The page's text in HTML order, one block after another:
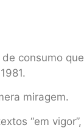
consumo que
miragem.
“em vigor”,